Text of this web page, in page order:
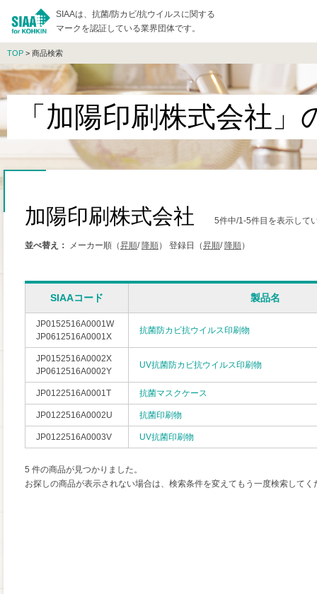
SIAAは、抗菌/防カビ/抗ウイルスに関する
マークを認証している業界団体です。
TOP > 商品検索
「加陽印刷株式会社」
加陽印刷株式会社 5件中/1-5件目を表示して
並べ替え： メーカー順（昇順/ 降順） 登録日（昇順/ 降順）
SIAAコード 製品名
JP0152516A0001W
JP0612516A0001X
抗菌防カビ抗ウイルス印刷物
JP0152516A0002X
JP0612516A0002Y
UV抗菌防カビ抗ウイルス印刷物
JP0122516A0001T 抗菌マスクケース
JP0122516A0002U 抗菌印刷物
JP0122516A0003V UV抗菌印刷物
5 件の商品が見つかりました。
お探しの商品が表示されない場合は、検索条件を変えてもう一度検索してく